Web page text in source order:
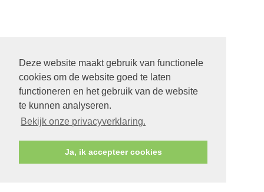
Deze website maakt gebruik van functionele
cookies om de website goed te laten
functioneren en het gebruik van de website
te kunnen analyseren.
Bekijk onze privacyverklaring.
Ja, ik accepteer cookies